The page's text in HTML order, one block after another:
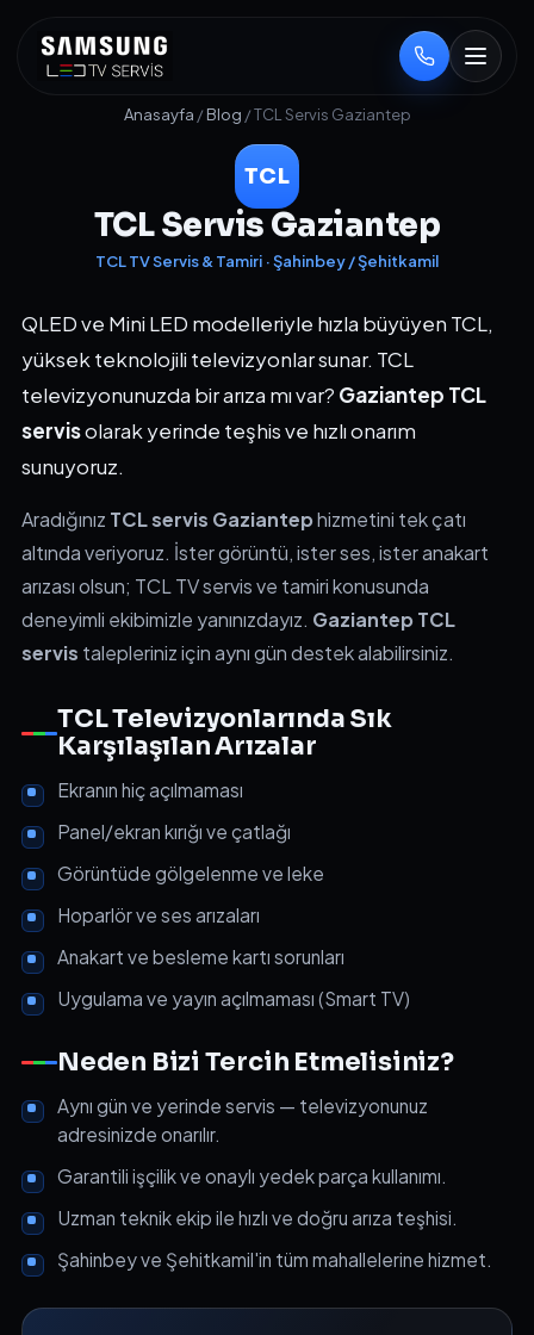
Anasayfa /Blog / TCL Servis Gaziantep
TCL
TCL Servis Gaziantep
TCL TV Servis & Tamiri · Şahinbey / Şehitkamil
QLED ve Mini LED modelleriyle hızla büyüyen TCL,
yüksek teknolojili televizyonlar sunar. TCL
televizyonunuzda bir arıza mı var? Gaziantep TCL
servisolarak yerinde teşhis ve hızlı onarım
sunuyoruz.
Aradığınız TCL servis Gaziantephizmetini tek çatı
altında veriyoruz. İster görüntü, ister ses, ister anakart
arızası olsun; TCL TV servis ve tamiri konusunda
deneyimli ekibimizle yanınızdayız. Gaziantep TCL
servis talepleriniz için aynı gün destek alabilirsiniz.
TCL Televizyonlarında Sık
Karşılaşılan Arızalar
Ekranın hiç açılmaması
Panel/ekran kırığı ve çatlağı
Görüntüde gölgelenme ve leke
Hoparlör ve ses arızaları
Anakart ve besleme kartı sorunları
Uygulama ve yayın açılmaması (Smart TV)
Neden Bizi Tercih Etmelisiniz?
Aynı gün ve yerinde servis — televizyonunuz
adresinizde onarılır.
Garantili işçilik ve onaylı yedek parça kullanımı.
Uzman teknik ekip ile hızlı ve doğru arıza teşhisi.
Şahinbey ve Şehitkamil'in tüm mahallelerine hizmet.